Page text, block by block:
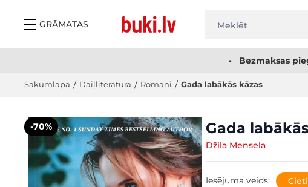
GRĀMATAS
• Bezmaksas
Sākumlapa / Daiļliteratūra / Romāni / Gada labākās kāzas
-70%
Main image
Click to view image in fullscreen Gada
Džila Mensela
Iesējuma veids: